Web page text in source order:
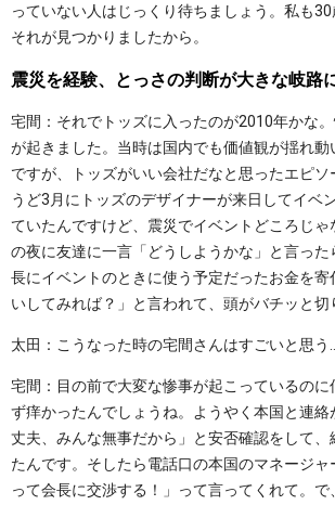
っていない人はじっくり待ちましょう。私も30
それが見つかりましたから。
震災を経験、とっさの判断が大きな岐路
宅間：それでトッズに入ったのが2010年かな
が起きました。当時は国内でも価値観が揺れ動
ですが、トッズがいい会社だなと思ったエピソ
うど3月にトッズのデザイナーが来日してイベ
ていたんですけど、震災でイベントどころじゃ
の夜に友達に一言「どうしようかな」と言っ
長にイベントのときに使う予定だったお金を
いしてみれば？」と言われて、頭がバチッと切
太田：こうなった時の宅間さんはすごいと思う…
宅間：目の前で大変な惨事が起こっているの
ず痒かったんでしょうね。ようやく本国と連
丈夫、みんな無事だから」と安否確認をして、
たんです。そしたら電話口の本国のマネージャ
って会長に交渉する！」って言ってくれて。